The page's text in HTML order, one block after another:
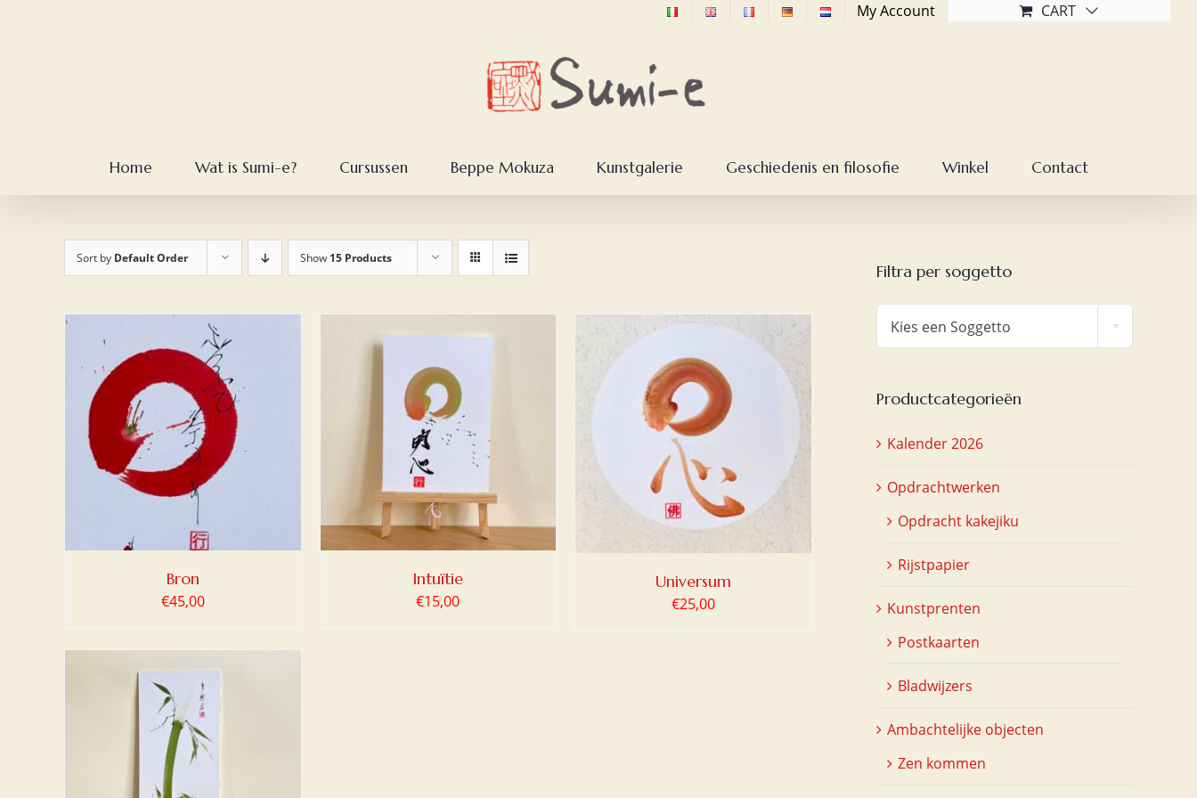
My Account CART
Home Wat is Sumi-e? Cursussen Beppe Mokuza Kunstgalerie Geschiedenis en filosofie Winkel Contact
Sort by Default Order Show 15 Products
Bron
€45,00
TOEVOEGEN AAN WINKELWAGEN
DETAILS
Intuïtie
€15,00
TOEVOEGEN AAN WINKELWAGEN
/
DETAILS
Universum
€25,00
Filtra per soggetto
Kies een Soggetto
Productcategorieën
Kalender 2026
Opdrachtwerken
Opdracht kakejiku
Rijstpapier
Kunstprenten
Postkaarten
Bladwijzers
Ambachtelijke objecten
Zen kommen